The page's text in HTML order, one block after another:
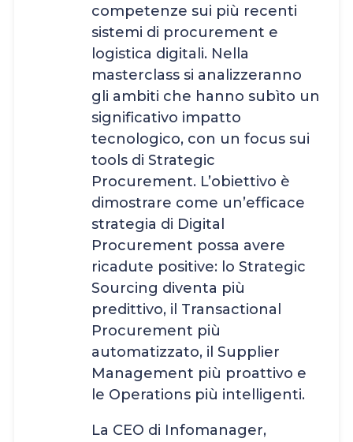
competenze sui più recenti
sistemi di procurement e
logistica digitali. Nella
masterclass si analizzeranno
gli ambiti che hanno subìto un
significativo impatto
tecnologico, con un focus sui
tools di Strategic
Procurement. L’obiettivo è
dimostrare come un’efficace
strategia di Digital
Procurement possa avere
ricadute positive: lo Strategic
Sourcing diventa più
predittivo, il Transactional
Procurement più
automatizzato, il Supplier
Management più proattivo e
le Operations più intelligenti.
La CEO di Infomanager,